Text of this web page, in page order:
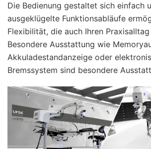
Die Bedienung gestaltet sich einfach
ausgeklügelte Funktionsabläufe
Flexibilität, die auch Ihren
Besondere Ausstattung wie
Akkuladestandanzeige oder
Bremssystem sind besondere